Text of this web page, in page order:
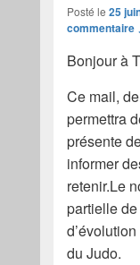
Posté le 25
commentaire
Bonjour à
Ce mail,
permettra
présente
informer
retenir.Le
partielle
du Judo.